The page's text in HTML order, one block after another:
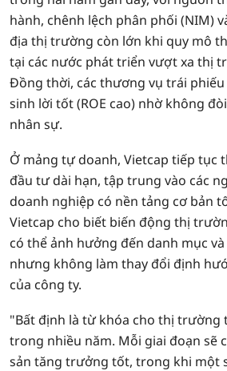
hành, chênh lệch phân phối (NIM)
địa thị trường còn lớn khi quy mô
tại các nước phát triển vượt xa thị
Đồng thời, các thương vụ trái
sinh lời tốt (ROE cao) nhờ không
nhân sự.
Ở mảng tự doanh, Vietcap tiếp tục
đầu tư dài hạn, tập trung vào các
doanh nghiệp có nền tảng cơ bản
Vietcap cho biết biến động thị
có thể ảnh hưởng đến danh mục
nhưng không làm thay đổi định
của công ty.
"Bất định là từ khóa cho thị trường
trong nhiều năm. Mỗi giai đoạn sẽ
sản tăng trưởng tốt, trong khi một